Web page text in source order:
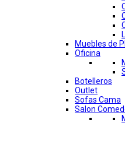
Muebles de
Oficina
Botelleros
Outlet
Sofas Cama
Salon